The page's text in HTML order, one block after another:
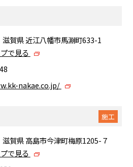
賀県 近江八幡市馬淵町633-1
で見る
nakae.co.jp/
施工
賀県 高島市今津町梅原1205-７
で見る